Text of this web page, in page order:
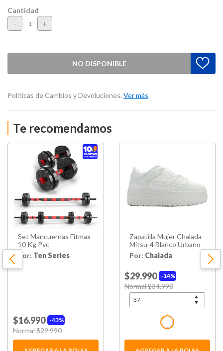
Cantidad
- +
NO DISPONIBLE
Políticas de Cambios y Devoluciones. Ver más
Te recomendamos
Set Mancuernas Fitmax
10 Kg Pvc
Por: Ten Series
43%
$16.990
Price reduced from
Normal $29.990
Zapatilla Mujer Chalada
Mitsu-4 Blanco Urbano
Por: Chalada
14%
$29.990
Price reduced from
Normal $34.990